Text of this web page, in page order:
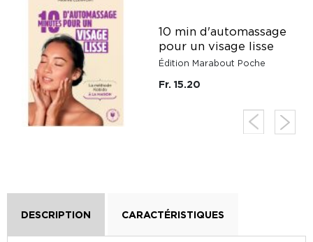
10 min d'automassage
pour un visage lisse
Édition Marabout Poche
Fr. 15.20
DESCRIPTION CARACTÉRISTIQUES